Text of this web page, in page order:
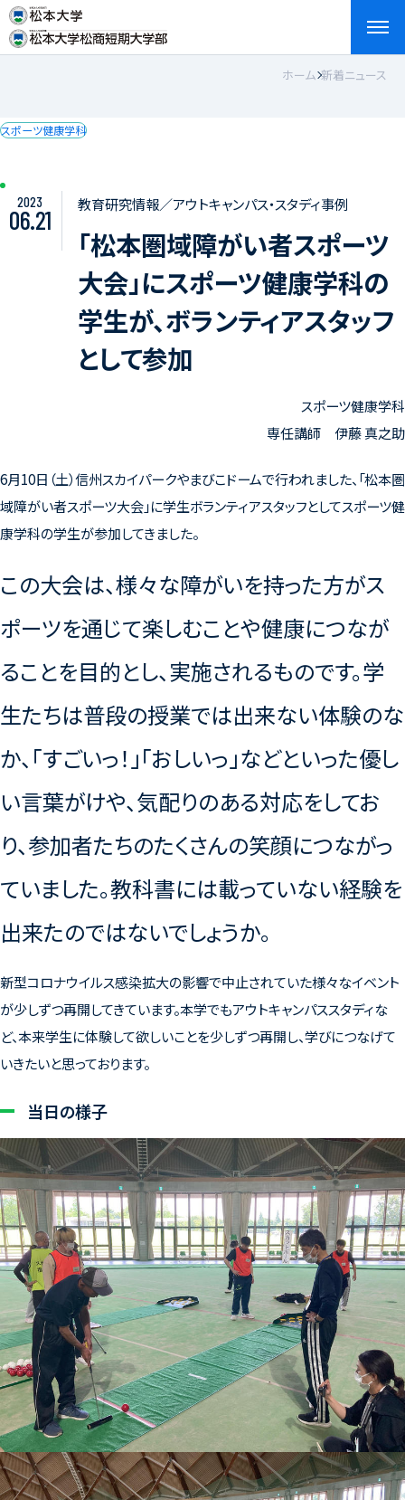
English
ホーム 新着ニュース
スポーツ健康学科
2023
06.21
教育研究情報／アウトキャンパス・スタディ事例
「松本圏域障がい者スポーツ
大会」にスポーツ健康学科の
学生が、ボランティアスタッフ
として参加
スポーツ健康学科
専任講師 伊藤 真之助
6月10日（土）信州スカイパークやまびこドームで行われました、「松本圏
域障がい者スポーツ大会」に学生ボランティアスタッフとしてスポーツ健
康学科の学生が参加してきました。
この大会は、様々な障がいを持った方がス
ポーツを通じて楽しむことや健康につなが
ることを目的とし、実施されるものです。学
生たちは普段の授業では出来ない体験のな
か、「すごいっ！」「おしいっ」などといった優し
い言葉がけや、気配りのある対応をしてお
り、参加者たちのたくさんの笑顔につながっ
ていました。教科書には載っていない経験を
出来たのではないでしょうか。
新型コロナウイルス感染拡大の影響で中止されていた様々なイベント
が少しずつ再開してきています。本学でもアウトキャンパススタディな
ど、本来学生に体験して欲しいことを少しずつ再開し、学びにつなげて
いきたいと思っております。
当日の様子